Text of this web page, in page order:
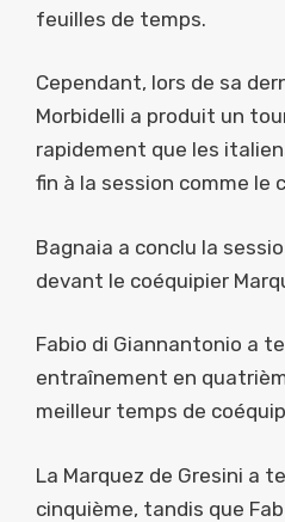
feuilles de temps.
Cependant, lors de sa
Morbidelli a produit un
rapidement que les
fin à la session comme le
Bagnaia a conclu la
devant le coéquipier
Fabio di Giannantonio a
entraînement en
meilleur temps de
La Marquez de Gresini a
cinquième, tandis que